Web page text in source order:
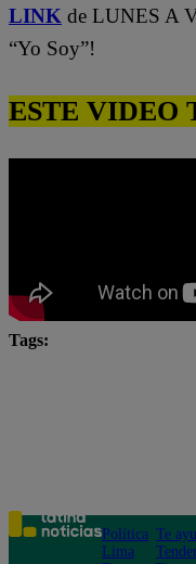
LINK de LUNES A
“Yo Soy”!
ESTE VIDEO
Tags:
Política
Lima
Te